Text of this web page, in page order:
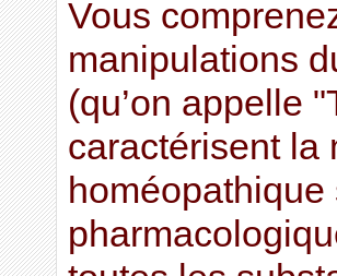
Vous
manipulations
(qu’on appelle
caractérisent la